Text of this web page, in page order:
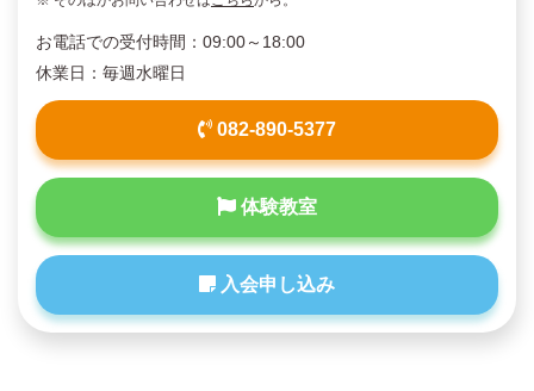
お電話での受付時間：09:00～18:00
休業日：毎週水曜日
082-890-5377
体験教室
入会申し込み